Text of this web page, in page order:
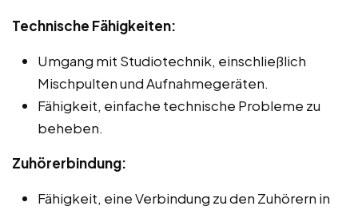
Technische Fähigkeiten:
Umgang mit Studiotechnik, einschließlich
Mischpulten und Aufnahmegeräten.
Fähigkeit, einfache technische Probleme zu
beheben.
Zuhörerbindung:
Fähigkeit, eine Verbindung zu den Zuhörern in